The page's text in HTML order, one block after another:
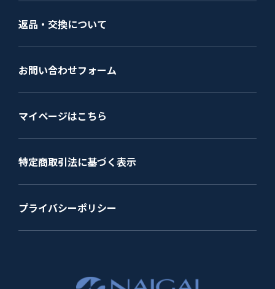
返品・交換について
お問い合わせフォーム
マイページはこちら
特定商取引法に基づく表示
プライバシーポリシー